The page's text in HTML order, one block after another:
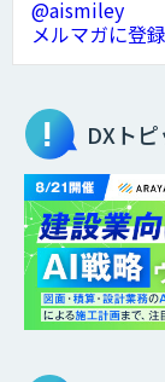
@aismiley
メルマガに登
DXト